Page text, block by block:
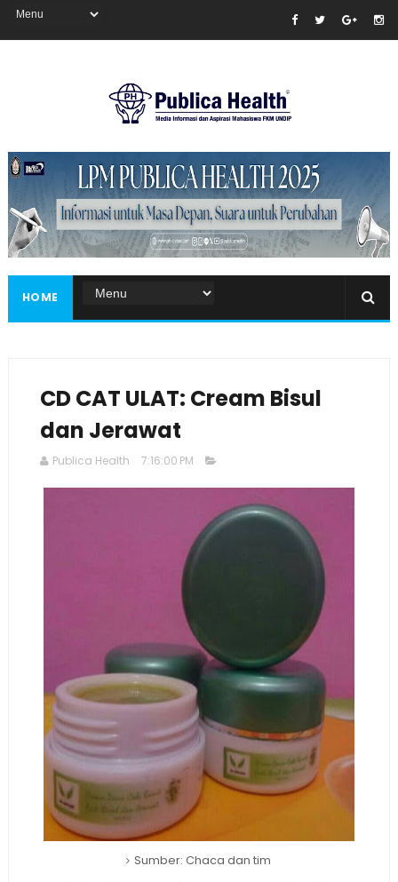
Masukkan iklan disini!
HOME
CD CAT ULAT: Cream Bisul
dan Jerawat
Publica Health 7:16:00 PM
Sumber: Chaca dan tim